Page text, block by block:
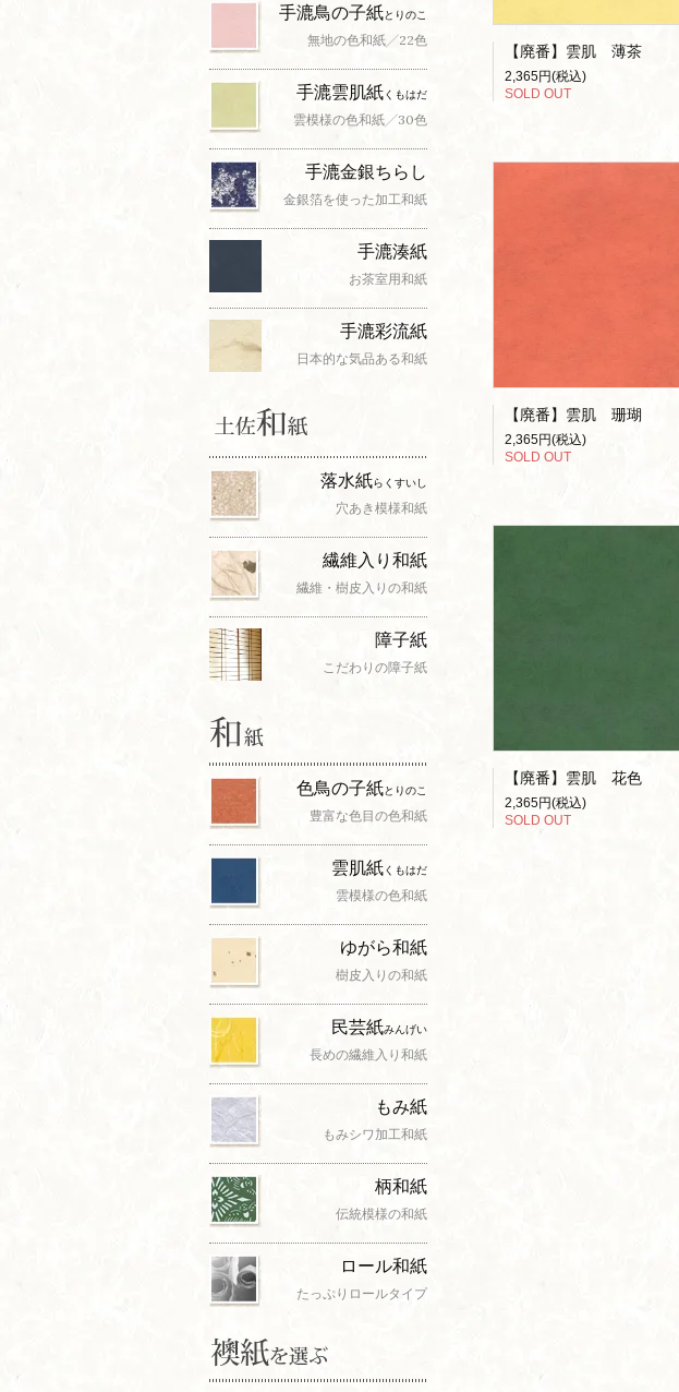
【廃番】雲肌 薄茶
2,365円(税込)
SOLD OUT
【廃番】雲肌 珊瑚
2,365円(税込)
SOLD OUT
【廃番】雲肌 花色
2,365円(税込)
SOLD OUT
手漉鳥の子紙とりのこ
無地の色和紙╱22色
手漉雲肌紙くもはだ
雲模様の色和紙╱30色
手漉金銀ちらし
金銀箔を使った加工和紙
手漉湊紙
お茶室用和紙
手漉彩流紙
日本的な気品ある和紙
落水紙らくすいし
穴あき模様和紙
繊維入り和紙
繊維・樹皮入りの和紙
障子紙
こだわりの障子紙
色鳥の子紙とりのこ
豊富な色目の色和紙
雲肌紙くもはだ
雲模様の色和紙
ゆがら和紙
樹皮入りの和紙
民芸紙みんげい
長めの繊維入り和紙
もみ紙
もみシワ加工和紙
柄和紙
伝統模様の和紙
ロール和紙
たっぷりロールタイプ